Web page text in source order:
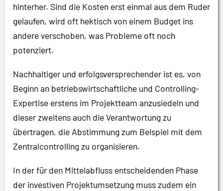
hinterher. Sind die Kosten erst einmal aus dem Ruder
gelaufen, wird oft hektisch von einem Budget ins
andere verschoben, was Probleme oft noch
potenziert.
Nachhaltiger und erfolgsversprechender ist es, von
Beginn an betriebswirtschaftliche und Controlling-
Expertise erstens im Projektteam anzusiedeln und
dieser zweitens auch die Verantwortung zu
übertragen, die Abstimmung zum Beispiel mit dem
Zentralcontrolling zu organisieren.
In der für den Mittelabfluss entscheidenden Phase
der investiven Projektumsetzung muss zudem ein